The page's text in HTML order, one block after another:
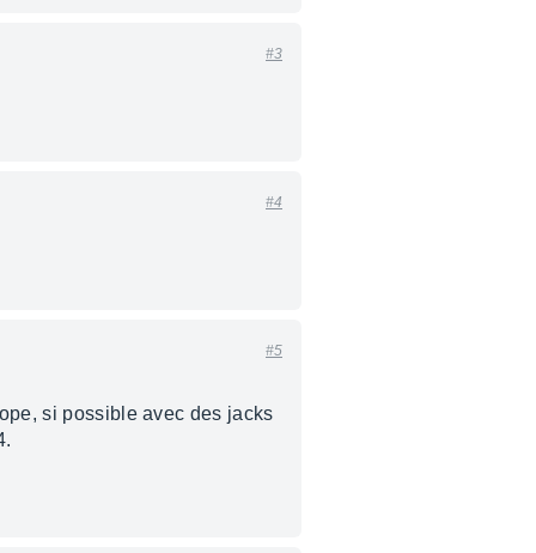
#3
#4
#5
si possible avec des jacks